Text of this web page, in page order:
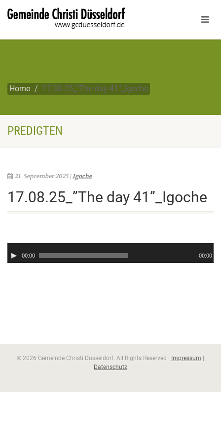
Home 17.08.25_”The day 41”_Igoche
PREDIGTEN
21. September 2025 |Igoche
17.08.25_”The day 41”_Igoche
Player00:00 00:00
© 2026 Gemeinde Christi Düsseldorf. All Rights Reserved | Impressum
Datenschutz